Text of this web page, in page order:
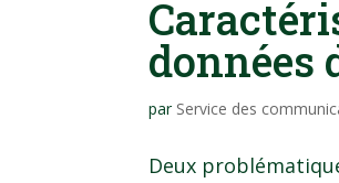
données
par Service des
Deux